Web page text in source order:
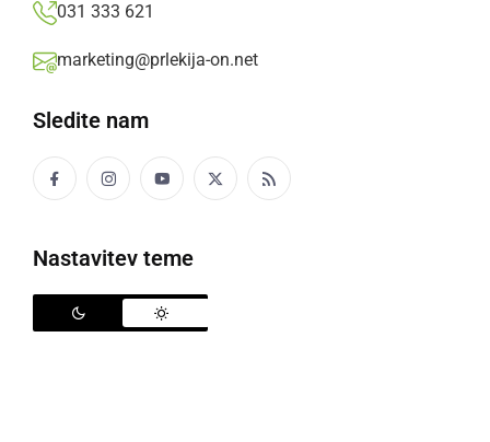
031 333 621
marketing@prlekija-on.net
Sledite nam
Nastavitev teme
Kultura
Politika
Narava